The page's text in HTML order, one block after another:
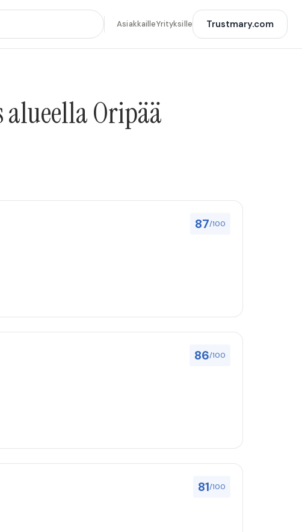
AsiakkailleYrityksille Trustmary.com
alueella Oripää
87/100
86/100
81/100